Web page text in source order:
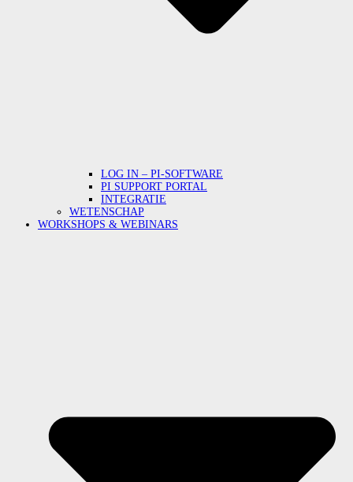
LOG IN – PI-SOFTWARE
PI SUPPORT PORTAL
INTEGRATIE
WETENSCHAP
WORKSHOPS & WEBINARS